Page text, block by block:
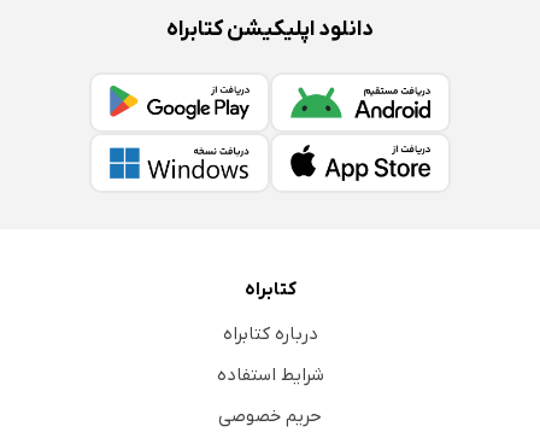
دانلود اپلیکیشن کتابراه
کتابراه
درباره کتابراه
شرایط استفاده
حریم خصوصی